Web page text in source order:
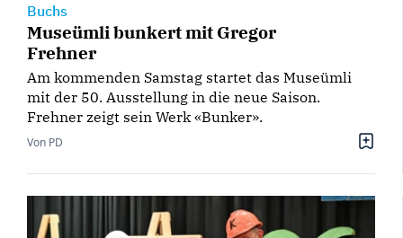
Buchs
Museümli bunkert mit Gregor
Frehner
Am kommenden Samstag startet das Museümli
mit der 50. Ausstellung in die neue Saison.
Frehner zeigt sein Werk «Bunker».
Von PD